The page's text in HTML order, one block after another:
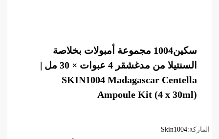
سكين1004 مجموعة أمبولات بخلاصة
السنتيلا من مدغشقر 4 عبوات × 30 مل |
SKIN1004 Madagascar Centella
Ampoule Kit (4 x 30ml)
الماركة:Skin1004